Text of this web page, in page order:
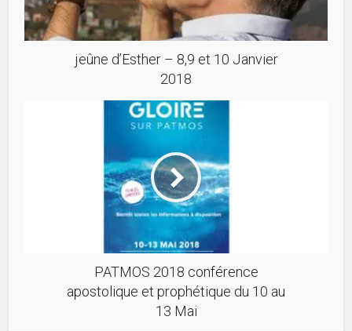
jeûne d’Esther – 8,9 et 10 Janvier
2018
PATMOS 2018 conférence
apostolique et prophétique du 10 au
13 Mai